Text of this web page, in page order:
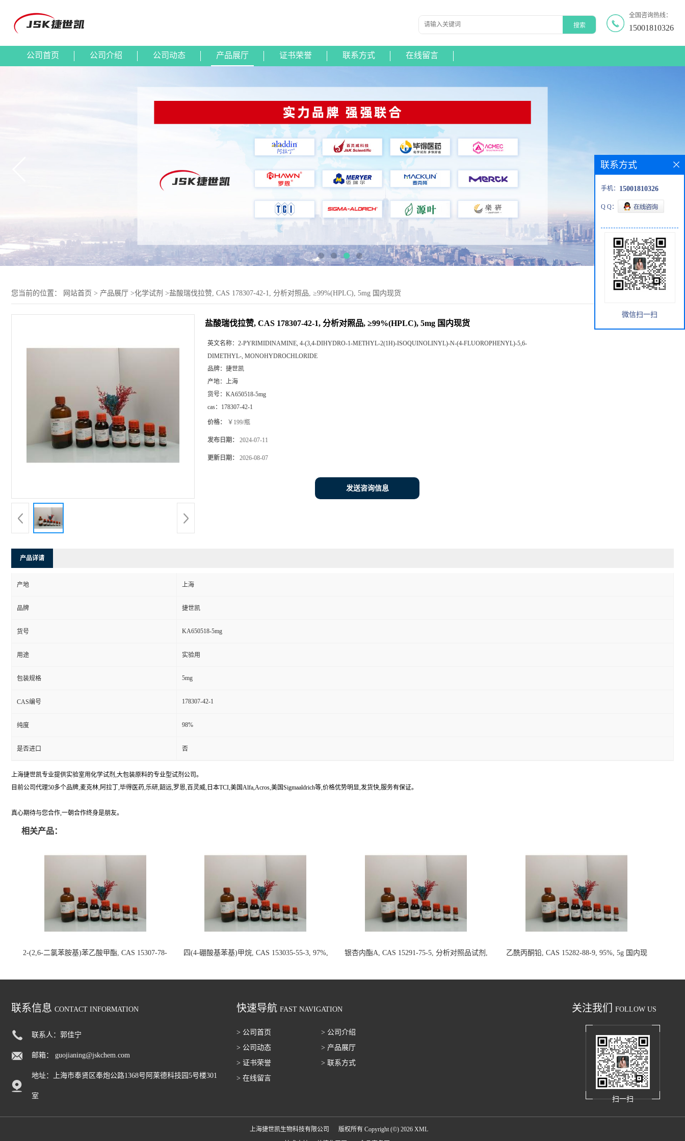
全国咨询热线：
15001810326
公司首页 公司介绍 公司动态 产品展厅 证书荣誉 联系方式 在线留言
您当前的位置： 网站首页 > 产品展厅 >化学试剂 >盐酸瑞伐拉赞, CAS 178307-42-1, 分析对照品, ≥99%(HPLC), 5mg 国内现货
盐酸瑞伐拉赞, CAS 178307-42-1, 分析对照品, ≥99%(HPLC), 5mg 国内现货
英文名称： 2-PYRIMIDINAMINE, 4-(3,4-DIHYDRO-1-METHYL-2(1H)-ISOQUINOLINYL)-N-(4-FLUOROPHENYL)-5,6-
DIMETHYL-, MONOHYDROCHLORIDE
品牌： 捷世凯
产地： 上海
货号： KA650518-5mg
cas： 178307-42-1
价格： ￥199/瓶
发布日期： 2024-07-11
更新日期： 2026-08-07
发送咨询信息
产品详请
产地 上海
品牌 捷世凯
货号 KA650518-5mg
用途 实验用
包装规格 5mg
CAS编号 178307-42-1
纯度 98%
是否进口 否
上海捷世凯专业提供实验室用化学试剂,大包装原料的专业型试剂公司。
目前公司代理50多个品牌,麦克林,阿拉丁,毕得医药,乐研,韶远,罗恩,百灵威,日本TCI,美国Alfa,Acros,美国Sigmaaldrich等,价格优势明显,发货快,服务有保证。
真心期待与您合作,一朝合作终身是朋友。
相关产品：
2-(2,6-二氯苯胺基)苯乙酸甲酯, CAS 15307-78-
四(4-硼酸基苯基)甲烷, CAS 153035-55-3, 97%,
银杏内酯A, CAS 15291-75-5, 分析对照品试剂,
乙酰丙酮铅, CAS 15282-88-9, 95%, 5g 国内现
联系方式
手机： 15001810326
Q Q：
微信扫一扫
联系信息 CONTACT INFORMATION
联系人：郭佳宁
邮箱： guojianing@jskchem.com
地址：上海市奉贤区奉炮公路1368号阿莱德科技园5号楼301
室
快速导航 FAST NAVIGATION
> 公司首页
> 公司介绍
> 公司动态
> 产品展厅
> 证书荣誉
> 联系方式
> 在线留言
关注我们 FOLLOW US
扫一扫
上海捷世凯生物科技有限公司 版权所有 Copyright (©) 2026 XML